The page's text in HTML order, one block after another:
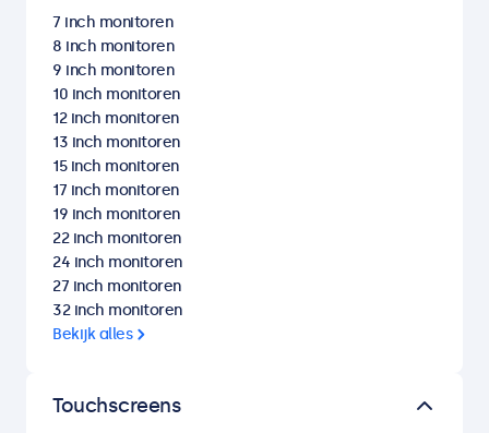
7 inch monitoren
8 inch monitoren
9 inch monitoren
10 inch monitoren
12 inch monitoren
13 inch monitoren
15 inch monitoren
17 inch monitoren
19 inch monitoren
22 inch monitoren
24 inch monitoren
27 inch monitoren
32 inch monitoren
Bekijk alles
Touchscreens